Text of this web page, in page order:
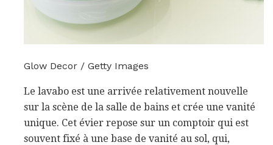
Glow Decor / Getty Images
Le lavabo est une arrivée relativement nouvelle
sur la scène de la salle de bains et crée une vanité
unique. Cet évier repose sur un comptoir qui est
souvent fixé à une base de vanité au sol, qui,